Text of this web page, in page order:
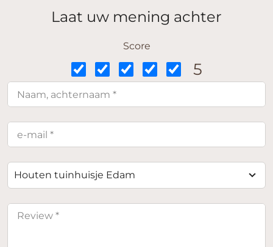
Laat uw mening achter
Score
5
Houten tuinhuisje Edam